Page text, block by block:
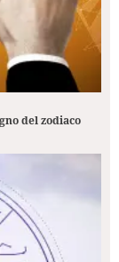
del zodiaco